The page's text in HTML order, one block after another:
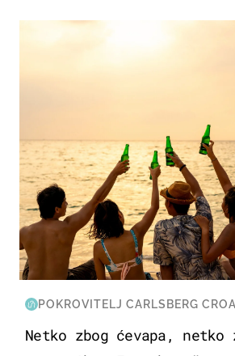
POKROVITELJ CARLSBERG
Netko zbog ćevapa, netko